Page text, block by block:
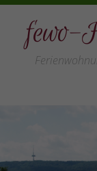
fewo-
LEISTUNGEN